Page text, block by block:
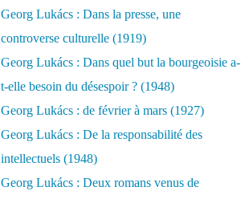
Georg Lukács : Dans la presse, une
controverse culturelle (1919)
Georg Lukács : Dans quel but la bourgeoisie a-
t-elle besoin du désespoir ? (1948)
Georg Lukács : de février à mars (1927)
Georg Lukács : De la responsabilité des
intellectuels (1948)
Georg Lukács : Deux romans venus de